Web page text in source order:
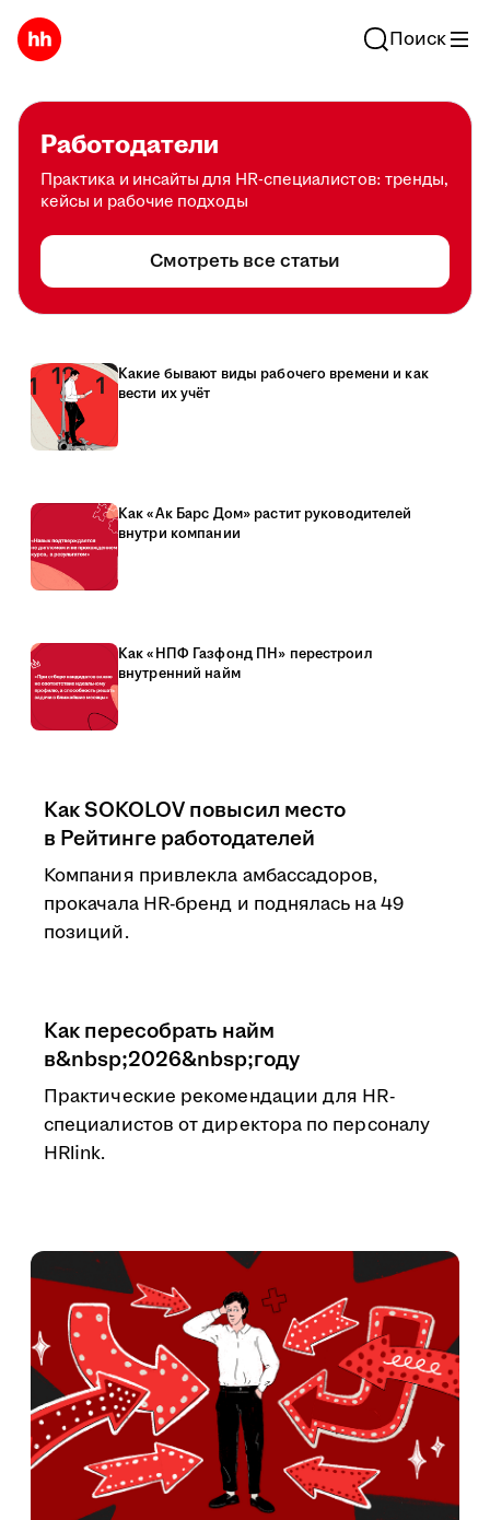
Поиск
Работодатели
Практика и инсайты для HR-специалистов: тренды,
кейсы и рабочие подходы
Смотреть все статьи
Какие бывают виды рабочего времени и как
вести их учёт
Как «Ак Барс Дом» растит руководителей
внутри компании
Как «НПФ Газфонд ПН» перестроил
внутренний найм
Как SOKOLOV повысил место
в Рейтинге работодателей
Компания привлекла амбассадоров,
прокачала HR-бренд и поднялась на 49
позиций.
Как пересобрать найм
в&nbsp;2026&nbsp;году
Практические рекомендации для HR-
специалистов от директора по персоналу
HRlink.